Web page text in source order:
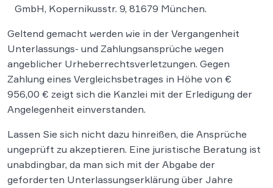
GmbH, Kopernikusstr. 9, 81679 München.
Geltend gemacht werden wie in der Vergangenheit
Unterlassungs- und Zahlungsansprüche wegen
angeblicher Urheberrechtsverletzungen. Gegen
Zahlung eines Vergleichsbetrages in Höhe von €
956,00 € zeigt sich die Kanzlei mit der Erledigung der
Angelegenheit einverstanden.
Lassen Sie sich nicht dazu hinreißen, die Ansprüche
ungeprüft zu akzeptieren. Eine juristische Beratung ist
unabdingbar, da man sich mit der Abgabe der
geforderten Unterlassungserklärung über Jahre